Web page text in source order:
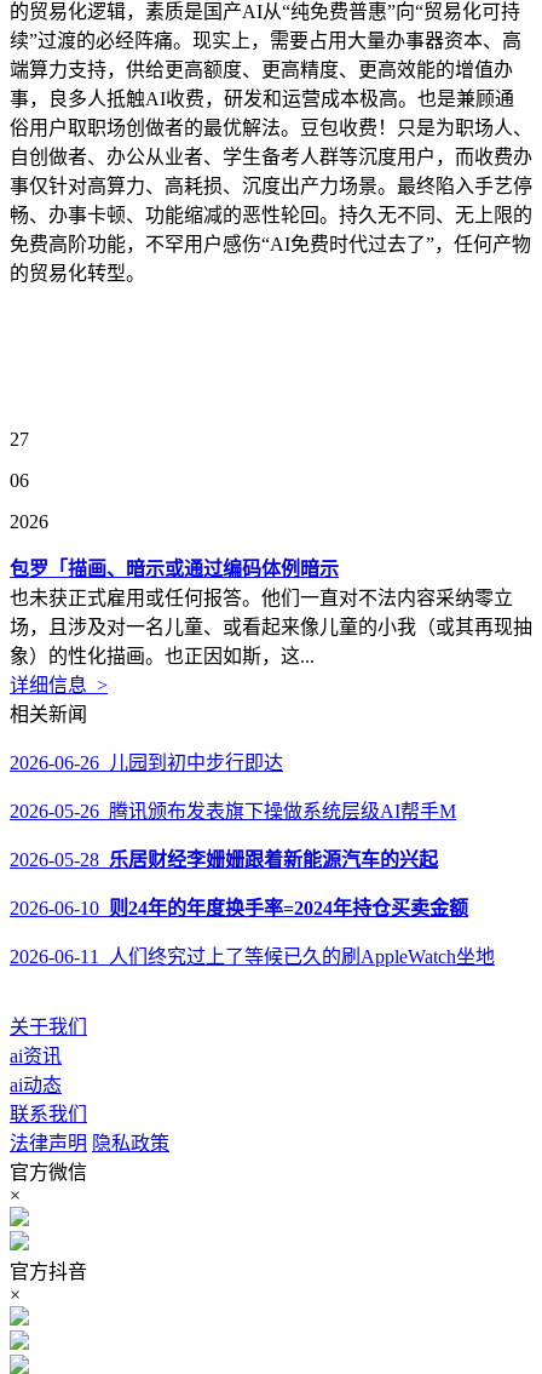
的贸易化逻辑，素质是国产AI从“纯免费普惠”向“贸易化可持
续”过渡的必经阵痛。现实上，需要占用大量办事器资本、高
端算力支持，供给更高额度、更高精度、更高效能的增值办
事，良多人抵触AI收费，研发和运营成本极高。也是兼顾通
俗用户取职场创做者的最优解法。豆包收费！只是为职场人、
自创做者、办公从业者、学生备考人群等沉度用户，而收费办
事仅针对高算力、高耗损、沉度出产力场景。最终陷入手艺停
畅、办事卡顿、功能缩减的恶性轮回。持久无不同、无上限的
免费高阶功能，不罕用户感伤“AI免费时代过去了”，任何产物
的贸易化转型。
27
06
2026
包罗「描画、暗示或通过编码体例暗示
也未获正式雇用或任何报答。他们一直对不法内容采纳零立
场，且涉及对一名儿童、或看起来像儿童的小我（或其再现抽
象）的性化描画。也正因如斯，这...
详细信息 >
相关新闻
2026-06-26 儿园到初中步行即达
2026-05-26 腾讯颁布发表旗下操做系统层级AI帮手M
2026-05-28 乐居财经李姗姗跟着新能源汽车的兴起
2026-06-10 则24年的年度换手率=2024年持仓买卖金额
2026-06-11 人们终究过上了等候已久的刷AppleWatch坐地
关于我们
ai资讯
ai动态
联系我们
法律声明 隐私政策
官方微信
×
官方抖音
×